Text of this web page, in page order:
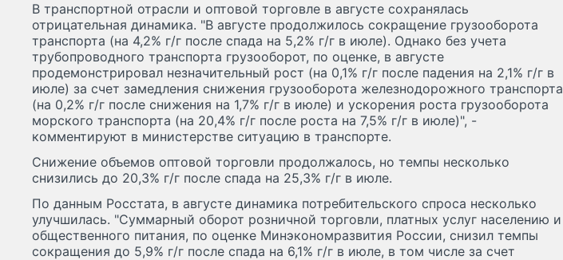
В транспортной отрасли и оптовой торговле в августе сохранялась
отрицательная динамика. "В августе продолжилось сокращение грузооборота
транспорта (на 4,2% г/г после спада на 5,2% г/г в июле). Однако без учета
трубопроводного транспорта грузооборот, по оценке, в августе
продемонстрировал незначительный рост (на 0,1% г/г после падения на 2,1% г/г в
июле) за счет замедления снижения грузооборота железнодорожного транспорта
(на 0,2% г/г после снижения на 1,7% г/г в июле) и ускорения роста грузооборота
морского транспорта (на 20,4% г/г после роста на 7,5% г/г в июле)", -
комментируют в министерстве ситуацию в транспорте.
Снижение объемов оптовой торговли продолжалось, но темпы несколько
снизились до 20,3% г/г после спада на 25,3% г/г в июле.
По данным Росстата, в августе динамика потребительского спроса несколько
улучшилась. "Суммарный оборот розничной торговли, платных услуг населению и
общественного питания, по оценке Минэкономразвития России, снизил темпы
сокращения до 5,9% г/г после спада на 6,1% г/г в июле, в том числе за счет